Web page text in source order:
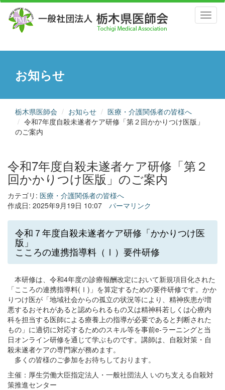
お知らせ
栃木県医師会 お知らせ
医療・介護関係者の皆様へ
令和7年度自殺未遂者ケア研修「第２回かかりつけ医版」
のご案内
令和7年度自殺未遂者ケア研修「第２
回かかりつけ医版」のご案内
カテゴリ: 医療・介護関係者の皆様へ
作成日: 2025年9月19日 10:07
パーマリンク
令和７年度自殺未遂者ケア研修「かかりつけ医
版」
こころの連携指導料（Ⅰ）要件研修
本研修は、令和4年度の診療報酬改定において新規項目化された
「こころの連携指導料(Ⅰ)」を算定するための要件研修です。かか
りつけ医が「地域社会からの孤立の状況等により、精神疾患が増
悪するおそれがあると認められるもの又は精神科若しくは心療内
科を担当する医師による療養上の指導が必要であると判断された
もの」に適切に対応するためのスキル等を事前e-ラーニングと当
日オンライン研修を通じて学ぶものです。講師は、自殺対策・自
殺未遂者ケアの専門家が務めます。
多くの皆様のご参加をお待ちしております。
主催：厚生労働大臣指定法人・一般社団法人 いのち支える自殺対
策推進センター